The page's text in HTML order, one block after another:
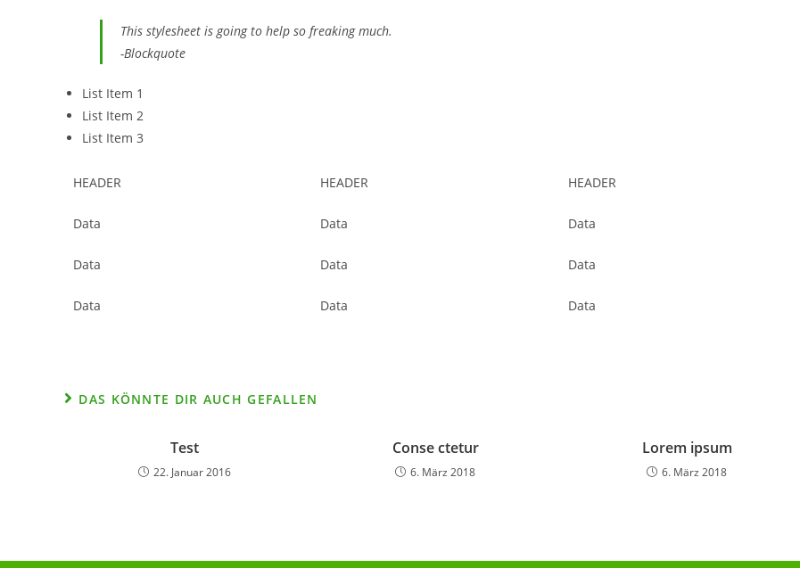
This stylesheet is going to help so freaking much.
-Blockquote
List Item 1
List Item 2
List Item 3
HEADER HEADER HEADER
Data Data Data
Data Data Data
Data Data Data
DAS KÖNNTE DIR AUCH GEFALLEN
Test
22. Januar 2016
Conse ctetur
6. März 2018
Lorem ipsum
6. März 2018